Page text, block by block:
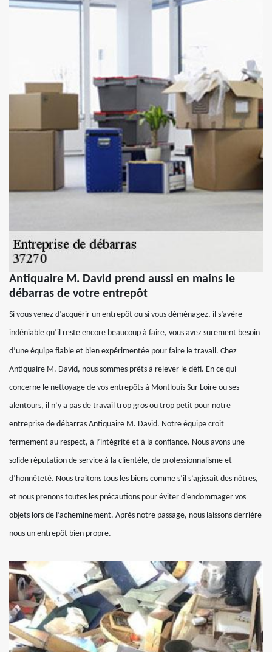
Antiquaire M. David prend aussi en mains le
débarras de votre entrepôt
Si vous venez d’acquérir un entrepôt ou si vous déménagez, il s’avère
indéniable qu’il reste encore beaucoup à faire, vous avez surement besoin
d’une équipe fiable et bien expérimentée pour faire le travail. Chez
Antiquaire M. David, nous sommes prêts à relever le défi. En ce qui
concerne le nettoyage de vos entrepôts à Montlouis Sur Loire ou ses
alentours, il n’y a pas de travail trop gros ou trop petit pour notre
entreprise de débarras Antiquaire M. David. Notre équipe croit
fermement au respect, à l’intégrité et à la confiance. Nous avons une
solide réputation de service à la clientèle, de professionnalisme et
d’honnêteté. Nous traitons tous les biens comme s’il s’agissait des nôtres,
et nous prenons toutes les précautions pour éviter d’endommager vos
objets lors de l’acheminement. Après notre passage, nous laissons derrière
nous un entrepôt bien propre.